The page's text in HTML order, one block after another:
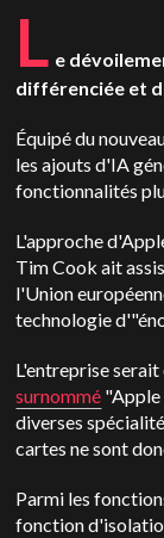
L e
différenciée et
Équipé du
les ajouts d'IA
fonctionnalités
L'approche
Tim Cook ait
l'Union
technologie
L'entreprise
surnommé
diverses
cartes ne sont
Parmi les
fonction